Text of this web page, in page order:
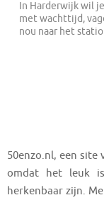
In Harderwijk wil
met wachttijd,
nou naar het
50enzo.nl, een site
omdat het leuk
herkenbaar zijn.